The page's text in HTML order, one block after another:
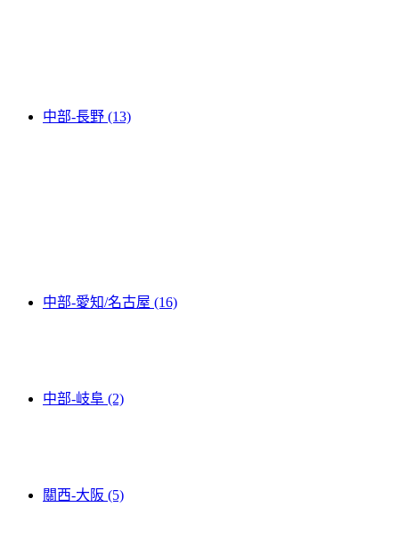
中部-長野 (13)
中部-愛知/名古屋 (16)
中部-岐阜 (2)
關西-大阪 (5)